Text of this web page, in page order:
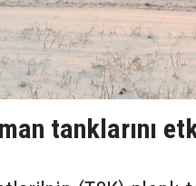
tanklarını